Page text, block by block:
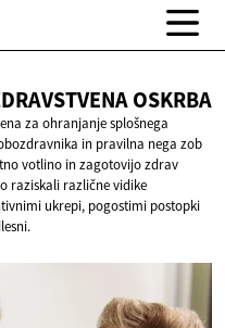
OSKRBA
za ohranjanje splošnega
in pravilna nega zob
votlino in zagotovijo zdrav
raziskali različne vidike
ukrepi, pogostimi postopki